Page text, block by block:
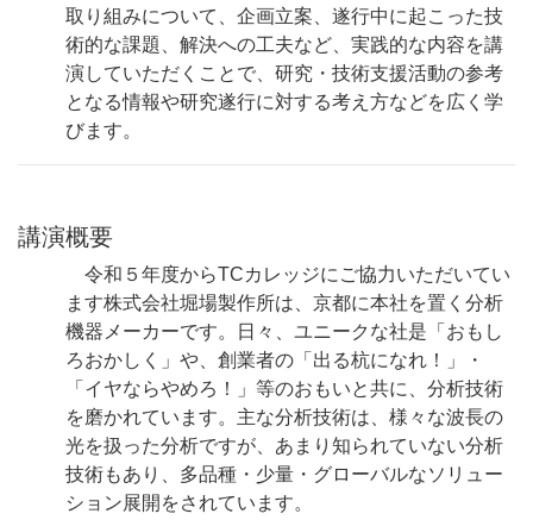
取り組みについて、企画立案、遂行中に起こった技
術的な課題、解決への工夫など、実践的な内容を講
演していただくことで、研究・技術支援活動の参考
となる情報や研究遂行に対する考え方などを広く学
びます。
講演概要
令和５年度からTCカレッジにご協力いただいてい
ます株式会社堀場製作所は、京都に本社を置く分析
機器メーカーです。日々、ユニークな社是「おもし
ろおかしく」や、創業者の「出る杭になれ！」・
「イヤならやめろ！」等のおもいと共に、分析技術
を磨かれています。主な分析技術は、様々な波長の
光を扱った分析ですが、あまり知られていない分析
技術もあり、多品種・少量・グローバルなソリュー
ション展開をされています。